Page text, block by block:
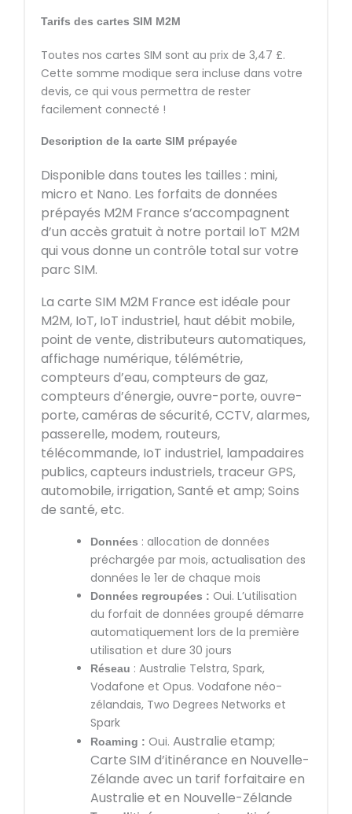
Tarifs des cartes SIM M2M
Toutes nos cartes SIM sont au prix de 3,47 £.
Cette somme modique sera incluse dans votre
devis, ce qui vous permettra de rester
facilement connecté !
Description de la carte SIM prépayée
Disponible dans toutes les tailles : mini,
micro et Nano. Les forfaits de données
prépayés M2M France s’accompagnent
d’un accès gratuit à notre portail IoT M2M
qui vous donne un contrôle total sur votre
parc SIM.
La carte SIM M2M France est idéale pour
M2M, IoT, IoT industriel, haut débit mobile,
point de vente, distributeurs automatiques,
affichage numérique, télémétrie,
compteurs d’eau, compteurs de gaz,
compteurs d’énergie, ouvre-porte, ouvre-
porte, caméras de sécurité, CCTV, alarmes,
passerelle, modem, routeurs,
télécommande, IoT industriel, lampadaires
publics, capteurs industriels, traceur GPS,
automobile, irrigation, Santé et amp; Soins
de santé, etc.
Données : allocation de données
préchargée par mois, actualisation des
données le 1er de chaque mois
Données regroupées : Oui. L’utilisation
du forfait de données groupé démarre
automatiquement lors de la première
utilisation et dure 30 jours
Réseau : Australie Telstra, Spark,
Vodafone et Opus. Vodafone néo-
zélandais, Two Degrees Networks et
Spark
Roaming : Oui. Australie etamp;
Carte SIM d’itinérance en Nouvelle-
Zélande avec un tarif forfaitaire en
Australie et en Nouvelle-Zélande